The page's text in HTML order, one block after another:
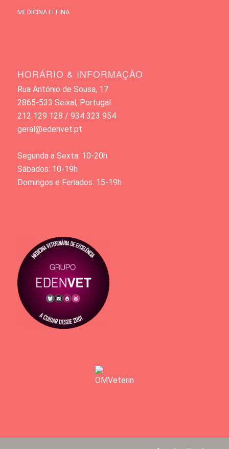
MEDICINA FELINA
HORÁRIO & INFORMAÇÃO
Rua António de Sousa, 17
2865-533 Seixal, Portugal
212 129 128 / 934 323 954
geral@edenvet.pt
Segunda a Sexta: 10-20h
Sábados: 10-19h
Domingos e Feriados: 15-19h